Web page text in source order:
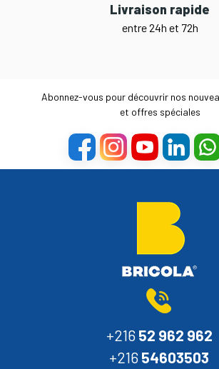
Livraison rapide
entre 24h et 72h
Abonnez-vous pour découvrir nos
et offres spéciales
+216 52 962 962
+216 54603503